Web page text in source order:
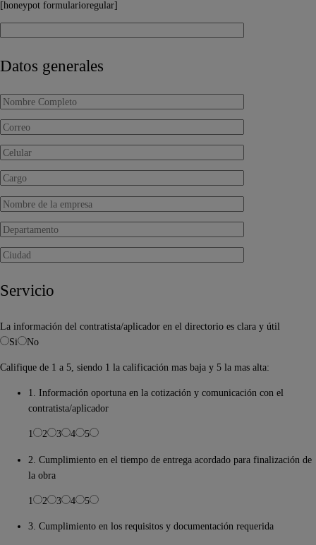
[honeypot formularioregular]
Datos generales
Servicio
La información del contratista/aplicador en el directorio es clara y útil
Si
No
Califique de 1 a 5, siendo 1 la calificación mas baja y 5 la mas alta:
1. Información oportuna en la cotización y comunicación con el
contratista/aplicador
1 2 3 4 5
2. Cumplimiento en el tiempo de entrega acordado para finalización de
la obra
1 2 3 4 5
3. Cumplimiento en los requisitos y documentación requerida